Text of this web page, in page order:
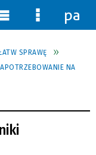
SPRAWĘ
NA
Menu